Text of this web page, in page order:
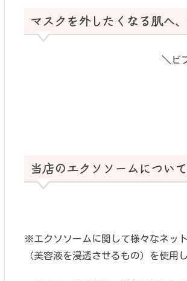
マスクを外したくなる肌へ
＼ビ
当店のエクソソームについて
※エクソソームに関して様々なネッ
（美容液を浸透させるもの）を使用